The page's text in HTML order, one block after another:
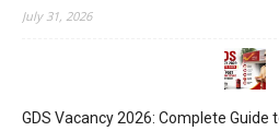
July 31, 2026
GDS Vacancy 2026: Complete Guide